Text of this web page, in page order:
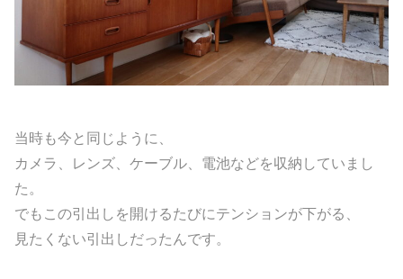
当時も今と同じように、
カメラ、レンズ、ケーブル、電池などを収納していまし
た。
でもこの引出しを開けるたびにテンションが下がる、
見たくない引出しだったんです。